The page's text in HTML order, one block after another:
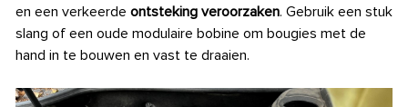
en een verkeerde ontsteking veroorzaken. Gebruik een stuk
slang of een oude modulaire bobine om bougies met de
hand in te bouwen en vast te draaien.